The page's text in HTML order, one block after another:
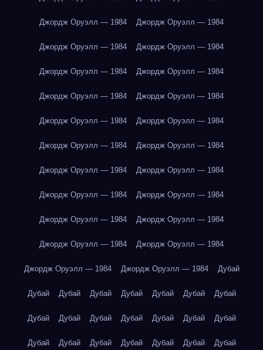
Джордж Оруэлл — 1984 Джордж Оруэлл — 1984
Джордж Оруэлл — 1984 Джордж Оруэлл — 1984
Джордж Оруэлл — 1984 Джордж Оруэлл — 1984
Джордж Оруэлл — 1984 Джордж Оруэлл — 1984
Джордж Оруэлл — 1984 Джордж Оруэлл — 1984
Джордж Оруэлл — 1984 Джордж Оруэлл — 1984
Джордж Оруэлл — 1984 Джордж Оруэлл — 1984
Джордж Оруэлл — 1984 Джордж Оруэлл — 1984
Джордж Оруэлл — 1984 Джордж Оруэлл — 1984
Джордж Оруэлл — 1984 Джордж Оруэлл — 1984
Джордж Оруэлл — 1984 Джордж Оруэлл — 1984 Дубай
Дубай Дубай Дубай Дубай Дубай Дубай Дубай
Дубай Дубай Дубай Дубай Дубай Дубай Дубай
Дубай Дубай Дубай Дубай Дубай Дубай Дубай